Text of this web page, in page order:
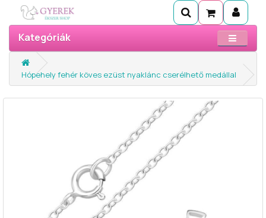
Kategóriák
Hópehely fehér köves ezüst nyaklánc cserélhető medállal